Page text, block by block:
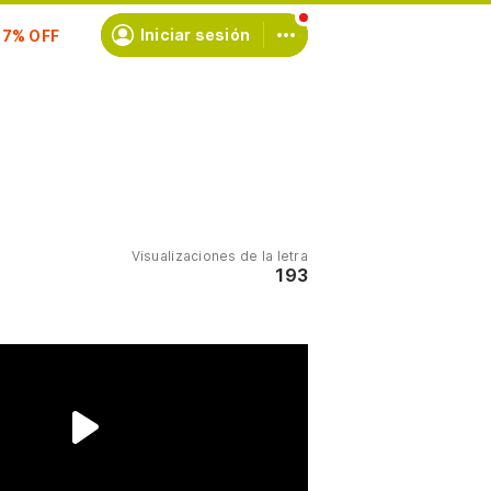
Iniciar sesión
Visualizaciones de la letra
193